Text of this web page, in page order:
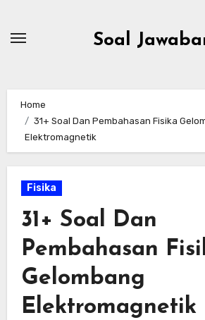
Soal
Home
31+ Soal Dan Pembahasan Fisika
Elektromagnetik
Fisika
31+ Soal Dan
Pembahasan
Gelombang
Elektromagnetik